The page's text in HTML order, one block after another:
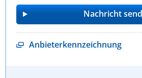
Anbieterkennzeichnung